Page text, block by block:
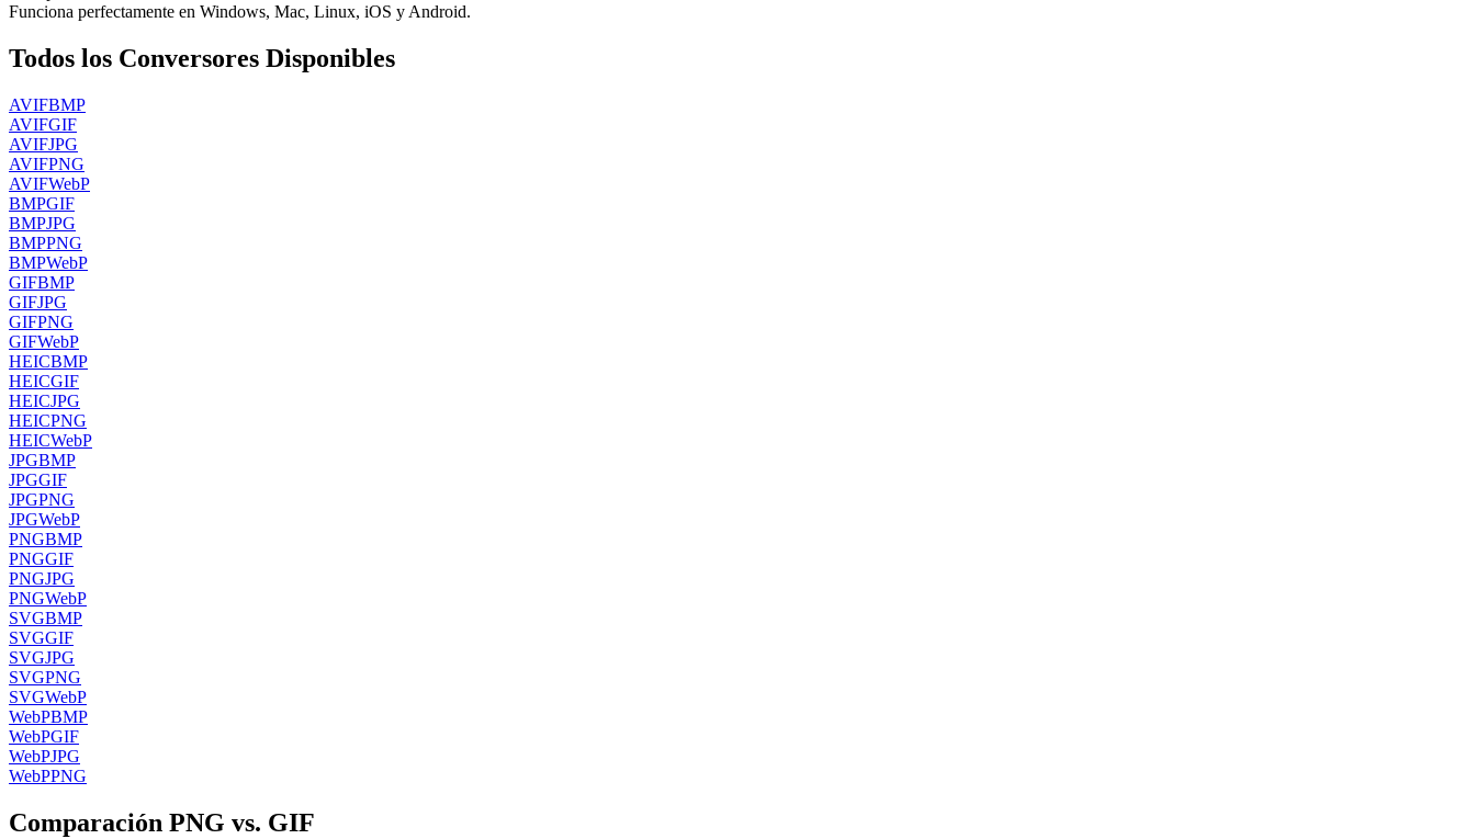
Funciona perfectamente en Windows, Mac, Linux, iOS y Android.
Todos los Conversores Disponibles
AVIFBMP
AVIFGIF
AVIFJPG
AVIFPNG
AVIFWebP
BMPGIF
BMPJPG
BMPPNG
BMPWebP
GIFBMP
GIFJPG
GIFPNG
GIFWebP
HEICBMP
HEICGIF
HEICJPG
HEICPNG
HEICWebP
JPGBMP
JPGGIF
JPGPNG
JPGWebP
PNGBMP
PNGGIF
PNGJPG
PNGWebP
SVGBMP
SVGGIF
SVGJPG
SVGPNG
SVGWebP
WebPBMP
WebPGIF
WebPJPG
WebPPNG
Comparación PNG vs. GIF